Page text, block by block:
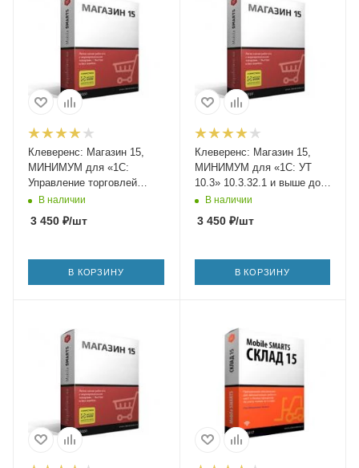
Клеверенс: Магазин 15,
МИНИМУМ для «1С:
Управление торговлей
11.4»В наличии
3 450 ₽/шт
В КОРЗИНУ
Клеверенс: Магазин 15,
МИНИМУМ для «1С: УТ
10.3» 10.3.32.1 и выше до
10.3.x.x
В наличии
3 450₽/шт
В КОРЗИНУ